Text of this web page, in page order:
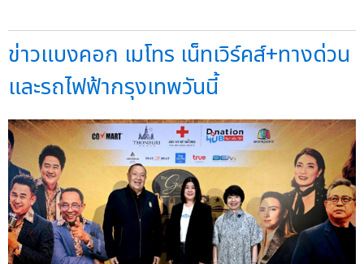
ข่าวแบงคอก เมโทร เน็ทเวิร์คส์+ทางด่วน
และรถไฟฟ้ากรุงเทพวันนี้